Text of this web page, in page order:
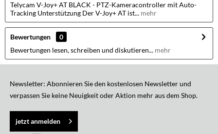
Telycam V-Joy+ AT BLACK - PTZ-Kameracontroller mit Auto-
Tracking Unterstützung Der V-Joy+ AT ist... mehr
Bewertungen
0
Bewertungen lesen, schreiben und diskutieren... mehr
Newsletter: Abonnieren Sie den kostenlosen Newsletter und
verpassen Sie keine Neuigkeit oder Aktion mehr aus dem Shop.
jetzt anmelden